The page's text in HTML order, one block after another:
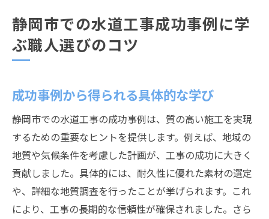
静岡市での水道工事成功事例に学
ぶ職人選びのコツ
成功事例から得られる具体的な学び
静岡市での水道工事の成功事例は、質の高い施工を実現
するための重要なヒントを提供します。例えば、地域の
地質や気候条件を考慮した計画が、工事の成功に大きく
貢献しました。具体的には、耐久性に優れた素材の選定
や、詳細な地質調査を行ったことが挙げられます。これ
により、工事の長期的な信頼性が確保されました。さら